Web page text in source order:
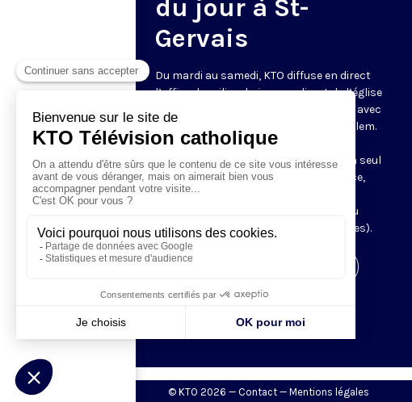
du jour à St-
Gervais
Du mardi au samedi, KTO diffuse en direct
l’office du milieu du jour, en direct de l’église
Saint-Gervais-Saint-Protais (Paris 4e), avec
les Fraternités Monastiques de Jérusalem.
L’Office du Milieu du Jour regroupe, en
particulier, «au milieu du jour» et en un seul
office, les heures monastiques de Tierce,
Sexte et None. Il permet à l’Église de
retrouver son Seigneur entre l’office du
matin (Laudes) et l’office du soir (Vêpres).
© KTO 2026 — Contact — Mentions légales